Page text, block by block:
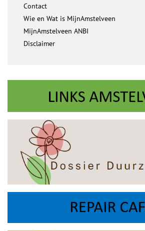
Contact
Wie en Wat is MijnAmstelveen
MijnAmstelveen ANBI
Disclaimer